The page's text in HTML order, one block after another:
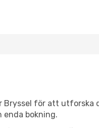
Bryssel för att utforska
enda bokning.